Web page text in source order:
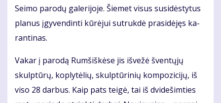
Sei­mo pa­ro­dų ga­le­ri­jo­je. Šie­met vi­sus su­si­dės­ty­tus
pla­nus įgy­ven­din­ti kū­rė­jui su­truk­dė pra­si­dė­jęs ka­
ran­ti­nas.
Va­kar į pa­ro­dą Rum­šiš­kė­se jis iš­ve­žė šven­tų­jų
skulp­tū­rų, kop­ly­tė­lių, skulp­tū­ri­nių kom­po­zi­ci­jų, iš
vi­so 28 dar­bus. Kaip pats tei­gė, tai iš dvi­de­šim­ties